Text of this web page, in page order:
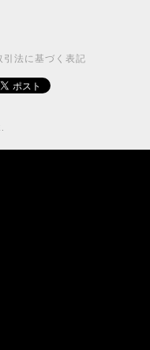
引法に基づく表記